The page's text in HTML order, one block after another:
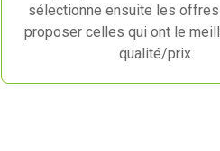
sélectionne ensuite les
proposer celles qui ont le
qualité/prix.